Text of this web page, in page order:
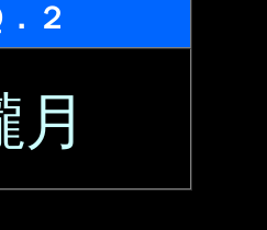
．２
月